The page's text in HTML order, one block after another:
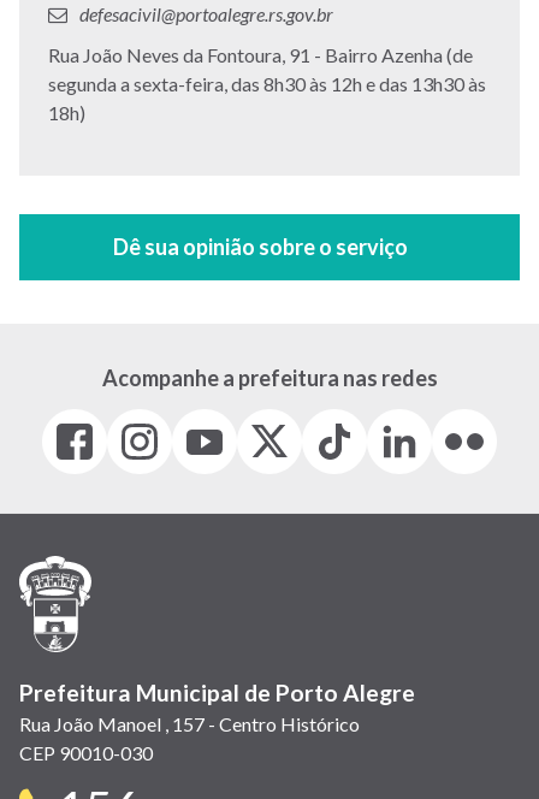
E-
defesacivil@portoalegre.rs.gov.br
Endereço:
Rua João Neves da Fontoura, 91 - Bairro Azenha (de
segunda a sexta-feira, das 8h30 às 12h e das 13h30 às
18h)
Acompanhe a prefeitura nas redes
Facebook
(link
em
janela)
Instagram
(link
em
(link
em
(Antigo
(link
Tiktok
(link
em
LinkedIn
(link
em
(link
em
Prefeitura Municipal de Porto Alegre
Rua João Manoel , 157 - Centro Histórico
CEP 90010-030